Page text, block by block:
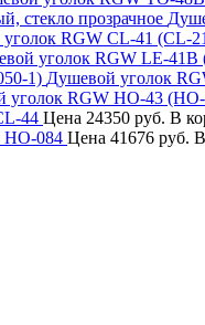
RGW CL-41 (CL-
уголок RGW LE-
Душевой уголок
уголок RGW HO-43
44 Цена 24350 руб. В
HO-084 Цена 41676 руб.